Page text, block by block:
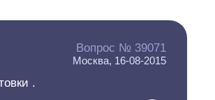
Вопрос № 39071
Москва, 16-08-2015
.